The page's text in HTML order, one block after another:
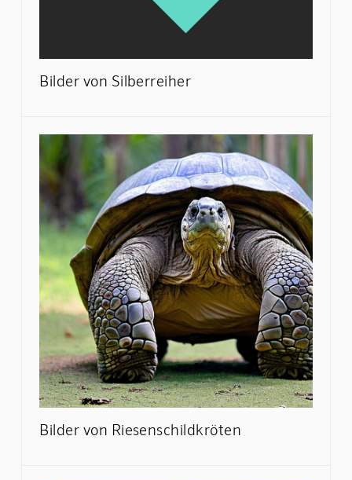
Bilder von Silberreiher
Bilder von Riesenschildkröten